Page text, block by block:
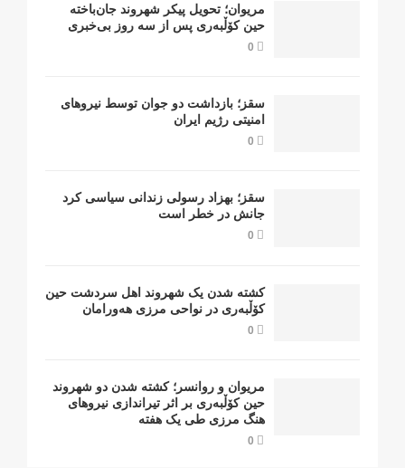
مریوان؛ تحویل پیکر شهروند جان‌باخته
حین کۆڵبەری پس از سە روز بی‌خبری
0
سقز؛ بازداشت دو جوان توسط نیروهای
امنیتی رژیم ایران
0
سقز؛ بهزاد رسولی زندانی سیاسی کرد
جانش در خطر است
0
کشتە شدن یک شهروند اهل سردشت حین
کۆڵبەری در نواحی مرزی هەورامان
0
مریوان و روانسر؛ کشته شدن دو شهروند
حین کۆڵبەری بر اثر تیراندازی نیروهای
هنگ مرزی طی یک هفته
0